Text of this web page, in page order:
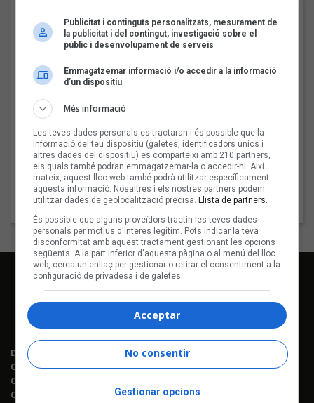
1 - Penyora
3 - Un son
4 - La força i el temps
5 - Hores per dies
6 - Un gest
7 - La mida
Director editorial:
Lluís Gendrau
Cap de redacció Enderrock:Jordi Martí Fabra
Coordinació EDR i enderrock.cat:
Coordinació Anuari de la Música: Helena M. Alegret
Publicitat i continguts personalitzats, mesurament de
la publicitat i del contingut, investigació sobre el
públic i desenvolupament de serveis
Emmagatzemar informació i/o accedir a la informació
d’un dispositiu
Més informació
Les teves dades personals es tractaran i és possible que la
informació del teu dispositiu (galetes, identificadors únics i
altres dades del dispositiu) es comparteixi amb 210 partners,
els quals també podran emmagatzemar-la o accedir-hi. Així
mateix, aquest lloc web també podrà utilitzar específicament
aquesta informació. Nosaltres i els nostres partners podem
utilitzar dades de geolocalització precisa. Llista de partners.
És possible que alguns proveïdors tractin les teves dades
personals per motius d'interès legítim. Pots indicar la teva
disconformitat amb aquest tractament gestionant les opcions
següents. A la part inferior d'aquesta pàgina o al menú del lloc
web, cerca un enllaç per gestionar o retirar el consentiment a la
configuració de privadesa i de galetes.
Acceptar
No consentir
Gestionar opcions